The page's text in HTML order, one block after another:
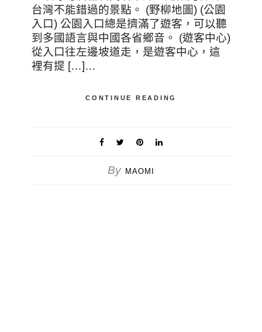
台灣不能錯過的景點。 (野柳地圖) (公園
入口) 公園入口總是擠滿了遊客，可以聽
到多國語言與中國各省鄉音。 (遊客中心)
從入口往左邊坡道走，是遊客中心，這
裡有提 […]…
CONTINUE READING
By MAOMI